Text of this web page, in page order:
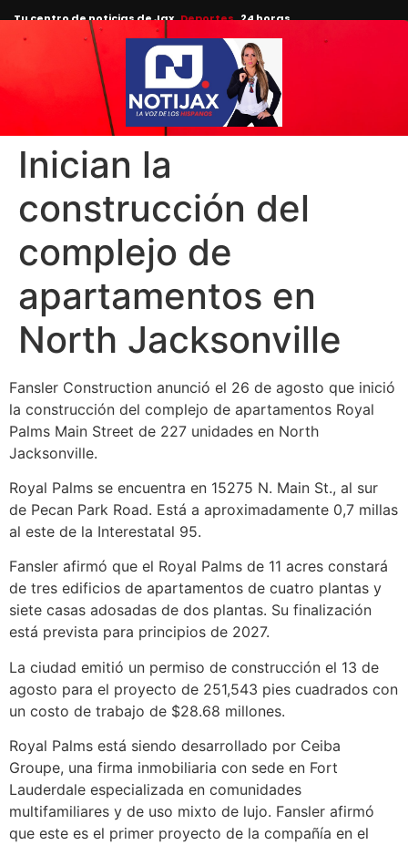
Tu centro de noticias de Jax Deportes 24 horas.
Inician la
construcción del
complejo de
apartamentos en
North Jacksonville
Fansler Construction anunció el 26 de agosto que inició
la construcción del complejo de apartamentos Royal
Palms Main Street de 227 unidades en North
Jacksonville.
Royal Palms se encuentra en 15275 N. Main St., al sur
de Pecan Park Road. Está a aproximadamente 0,7 millas
al este de la Interestatal 95.
Fansler afirmó que el Royal Palms de 11 acres constará
de tres edificios de apartamentos de cuatro plantas y
siete casas adosadas de dos plantas. Su finalización
está prevista para principios de 2027.
La ciudad emitió un permiso de construcción el 13 de
agosto para el proyecto de 251,543 pies cuadrados con
un costo de trabajo de $28.68 millones.
Royal Palms está siendo desarrollado por Ceiba
Groupe, una firma inmobiliaria con sede en Fort
Lauderdale especializada en comunidades
multifamiliares y de uso mixto de lujo. Fansler afirmó
que este es el primer proyecto de la compañía en el